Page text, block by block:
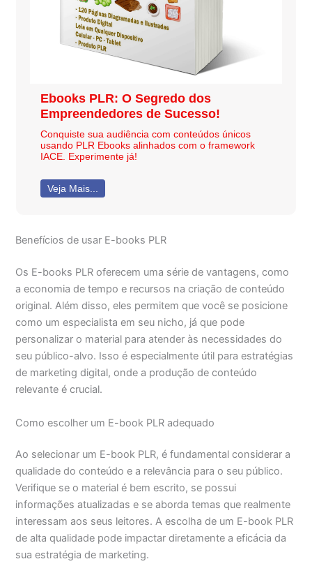
Ebooks PLR: O Segredo dos
Empreendedores de Sucesso!
Conquiste sua audiência com conteúdos únicos
usando PLR Ebooks alinhados com o framework
IACE. Experimente já!
Veja Mais...
Benefícios de usar E-books PLR
Os E-books PLR oferecem uma série de vantagens, como
a economia de tempo e recursos na criação de conteúdo
original. Além disso, eles permitem que você se posicione
como um especialista em seu nicho, já que pode
personalizar o material para atender às necessidades do
seu público-alvo. Isso é especialmente útil para estratégias
de marketing digital, onde a produção de conteúdo
relevante é crucial.
Como escolher um E-book PLR adequado
Ao selecionar um E-book PLR, é fundamental considerar a
qualidade do conteúdo e a relevância para o seu público.
Verifique se o material é bem escrito, se possui
informações atualizadas e se aborda temas que realmente
interessam aos seus leitores. A escolha de um E-book PLR
de alta qualidade pode impactar diretamente a eficácia da
sua estratégia de marketing.